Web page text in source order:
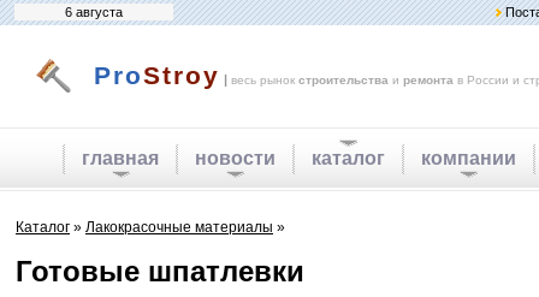
6 августа
ProStroy | весь рынок строительства и ремонта в России и
главная новости каталог компании
Каталог » Лакокрасочные материалы »
Готовые шпатлевки